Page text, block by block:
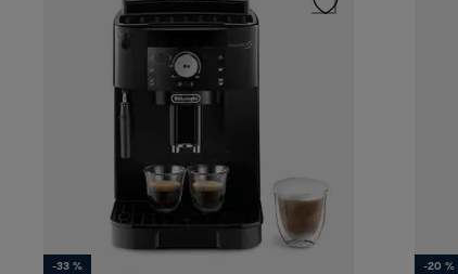
-33 % -20 %